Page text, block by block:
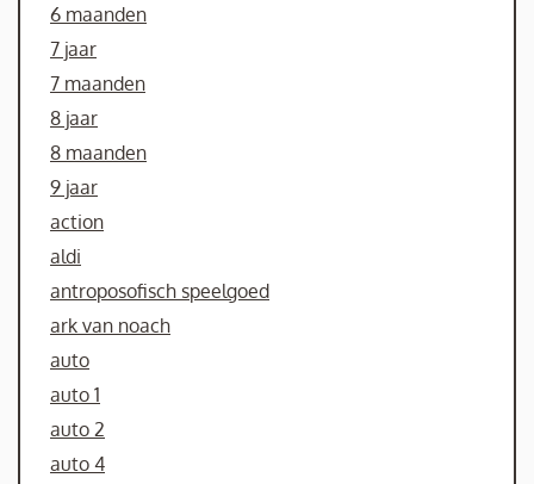
6 maanden
7 jaar
7 maanden
8 jaar
8 maanden
9 jaar
action
aldi
antroposofisch speelgoed
ark van noach
auto
auto 1
auto 2
auto 4